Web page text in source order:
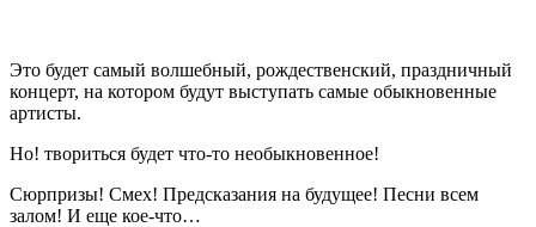
Это будет самый волшебный, рождественский, праздничный
концерт, на котором будут выступать самые обыкновенные
артисты.
Но! твориться будет что-то необыкновенное!
Сюрпризы! Смех! Предсказания на будущее! Песни всем
залом! И еще кое-что…